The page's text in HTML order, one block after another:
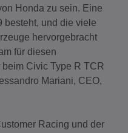
Honda zu sein. Eine
besteht, und die viele
hervorgebracht
für diesen
Civic Type R TCR
Mariani, CEO,
Racing und der